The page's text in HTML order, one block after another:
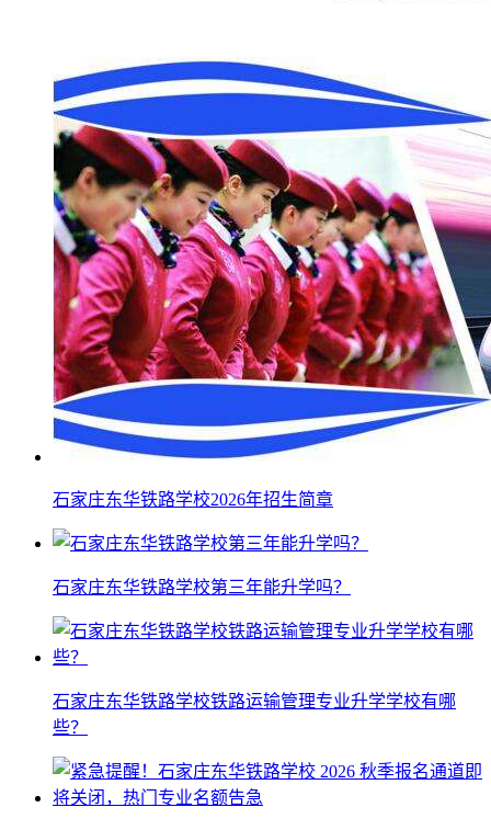
石家庄东华铁路学校2026年招生简章
石家庄东华铁路学校第三年能升学吗？
石家庄东华铁路学校铁路运输管理专业升学学校有哪
些？